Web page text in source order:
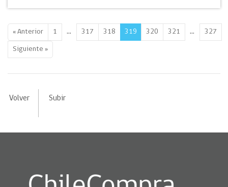
« Anterior 1 … 317 318 319 320 321 … 327
Siguiente »
Volver Subir